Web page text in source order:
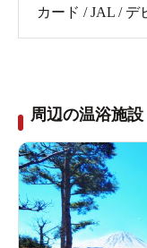
カード / JAL / デ
周辺の温浴施設